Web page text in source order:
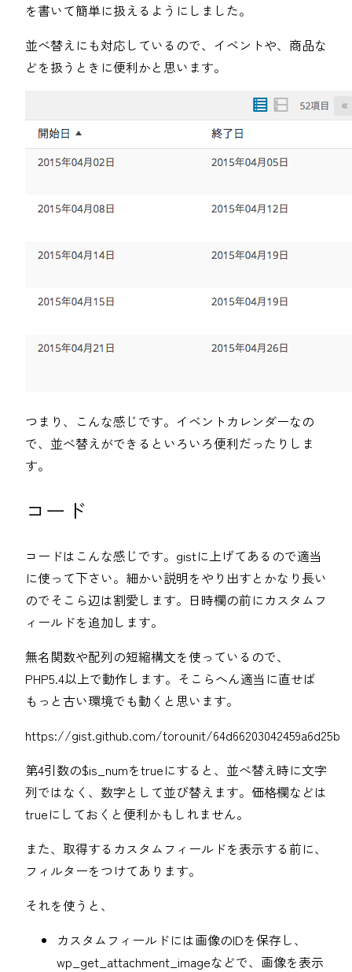
を書いて簡単に扱えるようにしました。
並べ替えにも対応しているので、イベントや、商品な
どを扱うときに便利かと思います。
つまり、こんな感じです。イベントカレンダーなの
で、並べ替えができるといろいろ便利だったりしま
す。
コード
コードはこんな感じです。gistに上げてあるので適当
に使って下さい。細かい説明をやり出すとかなり長い
のでそこら辺は割愛します。日時欄の前にカスタムフ
ィールドを追加します。
無名関数や配列の短縮構文を使っているので、
PHP5.4以上で動作します。そこらへん適当に直せば
もっと古い環境でも動くと思います。
https://gist.github.com/torounit/64d66203042459a6d25b
第4引数の$is_numをtrueにすると、並べ替え時に文字
列ではなく、数字として並び替えます。価格欄などは
trueにしておくと便利かもしれません。
また、取得するカスタムフィールドを表示する前に、
フィルターをつけてあります。
それを使うと、
カスタムフィールドには画像のIDを保存し、
wp_get_attachment_imageなどで、画像を表示